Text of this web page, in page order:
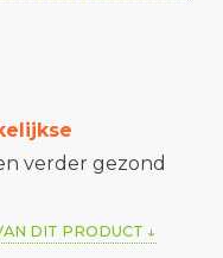
verder gezond
DIT PRODUCT